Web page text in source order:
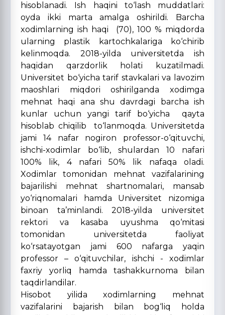
hisoblanadi. Ish haqini to‘lash muddatlari:
oyda ikki marta amalga oshirildi. Barcha
xodimlarning ish haqi (70), 100 % miqdorda
ularning plastik kartochkalariga ko‘chirib
kelinmoqda. 2018-yilda universitetda ish
haqidan qarzdorlik holati kuzatilmadi.
Universitet bo‘yicha tarif stavkalari va lavozim
maoshlari miqdori oshirilganda xodimga
mehnat haqi ana shu davrdagi barcha ish
kunlar uchun yangi tarif bo‘yicha qayta
hisoblab chiqilib to‘lanmoqda. Universitetda
jami 14 nafar nogiron professor-o‘qituvchi,
ishchi-xodimlar bo‘lib, shulardan 10 nafari
100% lik, 4 nafari 50% lik nafaqa oladi.
Xodimlar tomonidan mehnat vazifalarining
bajarilishi mehnat shartnomalari, mansab
yo‘riqnomalari hamda Universitet nizomiga
binoan ta’minlandi. 2018-yilda universitet
rektori va kasaba uyushma qo‘mitasi
tomonidan universitetda faoliyat
ko‘rsatayotgan jami 600 nafarga yaqin
professor – o‘qituvchilar, ishchi - xodimlar
faxriy yorliq hamda tashakkurnoma bilan
taqdirlandilar.
Hisobot yilida xodimlarning mehnat
vazifalarini bajarish bilan bog‘liq holda